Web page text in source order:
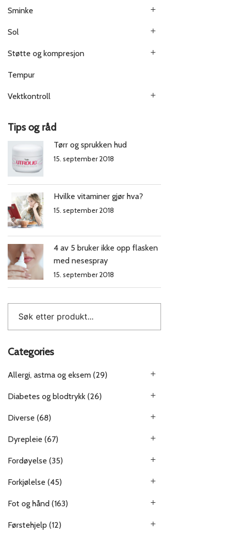
Sminke
Sol
Støtte og kompresjon
Tempur
Vektkontroll
Tips og råd
Tørr og sprukken hud
15. september 2018
Hvilke vitaminer gjør hva?
15. september 2018
4 av 5 bruker ikke opp flasken
med nesespray
15. september 2018
Categories
Allergi, astma og eksem (29)
Diabetes og blodtrykk (26)
Diverse (68)
Dyrepleie (67)
Fordøyelse (35)
Forkjølelse (45)
Fot og hånd (163)
Førstehjelp (12)